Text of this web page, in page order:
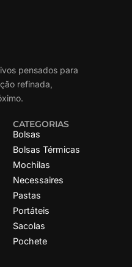
pensados para
refinada,
CATEGORIAS
Bolsas
Bolsas Térmicas
Mochilas
Necessaires
Pastas
Portáteis
Sacolas
Pochete